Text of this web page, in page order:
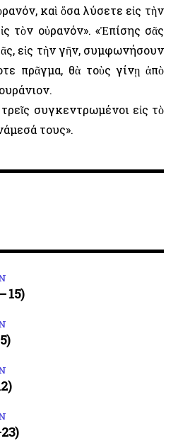
καὶ ὅσα λύσετε εἰς τὴν
τὸν οὐρανόν». «Ἐπίσης σᾶς
εἰς τὴν γῆν, συμφωνήσουν
πρᾶγμα, θὰ τοὺς γίνῃ ἀπὸ
συγκεντρωμένοι εἰς τὸ
τους».
15)